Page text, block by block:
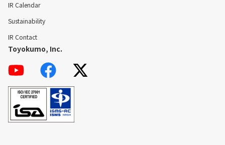
IR Calendar
Sustainability
IR Contact
Toyokumo, Inc.